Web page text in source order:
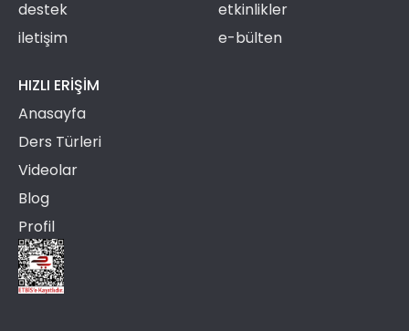
destek
iletişim
etkinlikler
e-bülten
HIZLI ERIŞIM
Anasayfa
Ders Türleri
Videolar
Blog
Profil